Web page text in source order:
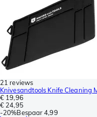
21 reviews
Knivesandtools Knife Cleaning
€ 19,96
€ 24,95
-20%Bespaar 4,99